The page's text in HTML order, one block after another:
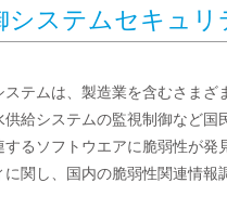
システムセキュリ
ステムは、製造業を含むさま
供給システムの監視制御など
するソフトウエアに脆弱性が
に関し、国内の脆弱性関連情